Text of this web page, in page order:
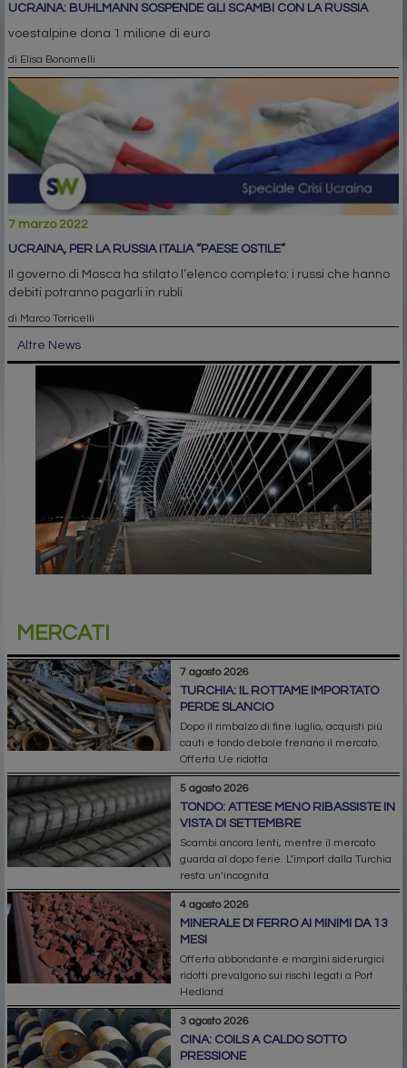
UCRAINA: BUHLMANN SOSPENDE GLI SCAMBI CON LA RUSSIA
voestalpine dona 1 milione di euro
di Elisa Bonomelli
7 marzo 2022
UCRAINA, PER LA RUSSIA ITALIA “PAESE OSTILE”
Il governo di Mosca ha stilato l’elenco completo: i russi che hanno
debiti potranno pagarli in rubli
di Marco Torricelli
Altre News
MERCATI
7 agosto 2026
TURCHIA: IL ROTTAME IMPORTATO
PERDE SLANCIO
Dopo il rimbalzo di fine luglio, acquisti più
cauti e tondo debole frenano il mercato.
Offerta Ue ridotta
5 agosto 2026
TONDO: ATTESE MENO RIBASSISTE IN
VISTA DI SETTEMBRE
Scambi ancora lenti, mentre il mercato
guarda al dopo ferie. L’import dalla Turchia
resta un’incognita
4 agosto 2026
MINERALE DI FERRO AI MINIMI DA 13
MESI
Offerta abbondante e margini siderurgici
ridotti prevalgono sui rischi legati a Port
Hedland
3 agosto 2026
CINA: COILS A CALDO SOTTO
PRESSIONE